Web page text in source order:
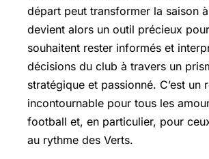
départ peut transformer la saison
devient alors un outil précieux
souhaitent rester informés et
décisions du club à travers un
stratégique et passionné. C’est un
incontournable pour tous les
football et, en particulier, pour
au rythme des Verts.